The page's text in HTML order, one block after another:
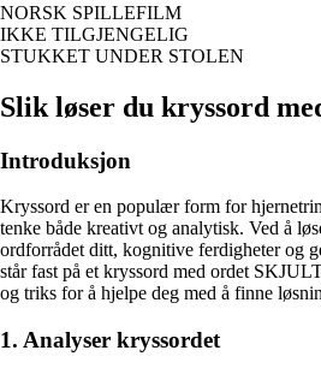
NORSK SPILLEFILM
IKKE TILGJENGELIG
STUKKET UNDER STOLEN
Slik løser du kryssord
Introduksjon
Kryssord er en populær form for
tenke både kreativt og analytisk. Ved å
ordforrådet ditt, kognitive ferdigheter og
står fast på et kryssord med ordet
og triks for å hjelpe deg med å finne
1. Analyser kryssordet